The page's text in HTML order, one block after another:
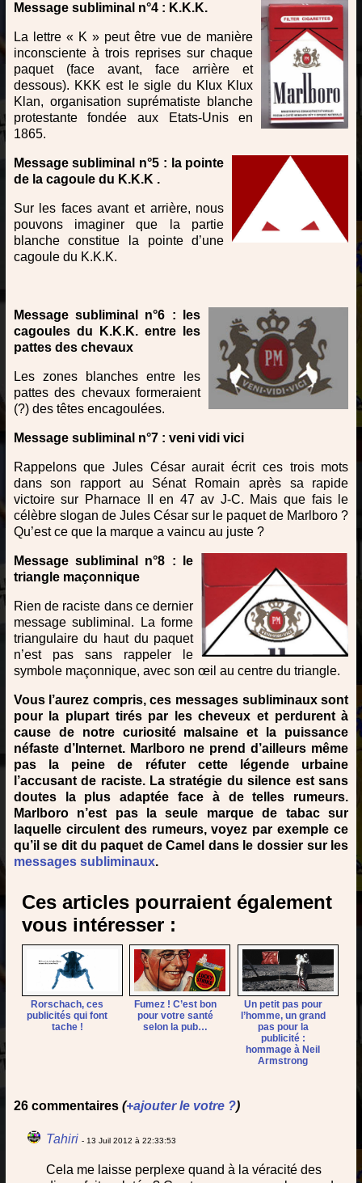
Message subliminal n°4 : K.K.K.
La lettre « K » peut être vue de manière
inconsciente à trois reprises sur chaque
paquet (face avant, face arrière et
dessous). KKK est le sigle du Klux Klux
Klan, organisation suprématiste blanche
protestante fondée aux Etats-Unis en
1865.
Message subliminal n°5 : la pointe
de la cagoule du K.K.K .
Sur les faces avant et arrière, nous
pouvons imaginer que la partie
blanche constitue la pointe d’une
cagoule du K.K.K.
Message subliminal n°6 : les
cagoules du K.K.K. entre les
pattes des chevaux
Les zones blanches entre les
pattes des chevaux formeraient
(?) des têtes encagoulées.
Message subliminal n°7 : veni vidi vici
Rappelons que Jules César aurait écrit ces trois mots
dans son rapport au Sénat Romain après sa rapide
victoire sur Pharnace II en 47 av J-C. Mais que fais le
célèbre slogan de Jules César sur le paquet de Marlboro ?
Qu’est ce que la marque a vaincu au juste ?
Message subliminal n°8 : le
triangle maçonnique
Rien de raciste dans ce dernier
message subliminal. La forme
triangulaire du haut du paquet
n’est pas sans rappeler le
symbole maçonnique, avec son œil au centre du triangle.
Vous l’aurez compris, ces messages subliminaux sont
pour la plupart tirés par les cheveux et perdurent à
cause de notre curiosité malsaine et la puissance
néfaste d’Internet. Marlboro ne prend d’ailleurs même
pas la peine de réfuter cette légende urbaine
l’accusant de raciste. La stratégie du silence est sans
doutes la plus adaptée face à de telles rumeurs.
Marlboro n’est pas la seule marque de tabac sur
laquelle circulent des rumeurs, voyez par exemple ce
qu’il se dit du paquet de Camel dans le dossier sur les
messages subliminaux.
Ces articles pourraient également
vous intéresser :
Rorschach, ces
publicités qui font
tache !
Fumez ! C’est bon
pour votre santé
selon la pub…
Un petit pas pour
l’homme, un grand
pas pour la
publicité :
hommage à Neil
Armstrong
26 commentaires (+ajouter le votre ?)
Tahiri - 13 Juil 2012 à 22:33:53
Cela me laisse perplexe quand à la véracité des